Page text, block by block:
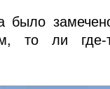
было
то ли